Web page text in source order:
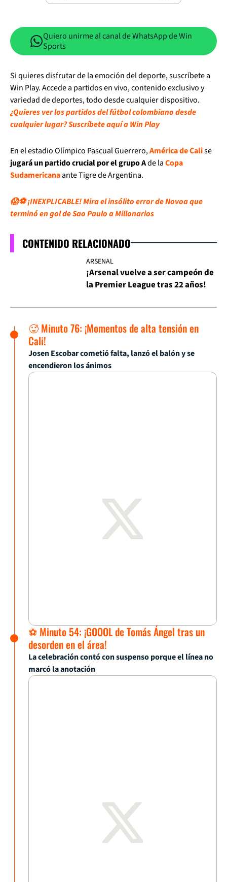
Quiero unirme al canal de WhatsApp de Win
Sports
Si quieres disfrutar de la emoción del deporte, suscríbete a
Win Play. Accede a partidos en vivo, contenido exclusivo y
variedad de deportes, todo desde cualquier dispositivo.
¿Quieres ver los partidos del fútbol colombiano desde
cualquier lugar? Suscríbete aquí a Win Play
En el estadio Olímpico Pascual Guerrero,América de Calise
jugará un partido crucial por el grupo Ade laCopa
Sudamericanaante Tigre de Argentina.
😱⚽ ¡INEXPLICABLE! Mira el insólito error de Novoa que
terminó en gol de Sao Paulo a Millonarios
CONTENIDO RELACIONADO
ARSENAL
¡Arsenal vuelve a ser campeón de
la Premier League tras 22 años!
🥵 Minuto 76: ¡Momentos de alta tensión en
Cali!
Josen Escobar cometió falta, lanzó el balón y se
encendieron los ánimos
⚽ Minuto 54: ¡GOOOL de Tomás Ángel tras un
desorden en el área!
La celebración contó con suspenso porque el línea no
marcó la anotación